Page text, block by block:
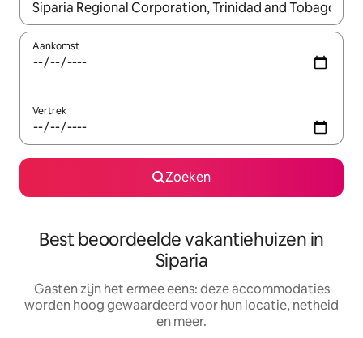
Wanneer er suggesties beschikbaar zijn, maak je een keuze
Aankomst
Vertrek
Zoeken
Best beoordeelde vakantiehuizen in
Siparia
Gasten zijn het ermee eens: deze accommodaties
worden hoog gewaardeerd voor hun locatie, netheid
en meer.